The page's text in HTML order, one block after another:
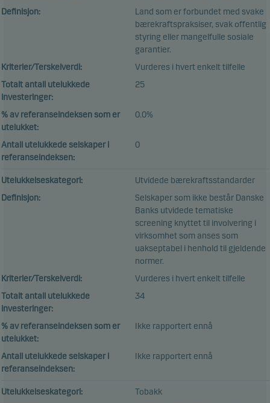
Definisjon:
Land som er forbundet med svake
bærekraftspraksiser, svak offentlig
styring eller mangelfulle sosiale
garantier.
Kriterier/Terskelverdi:
Vurderes i hvert enkelt tilfelle
Totalt antall utelukkede
investeringer:
25
% av referanseindeksen som er
utelukket:
0.0%
Antall utelukkede selskaper i
referanseindeksen:
0
Utelukkelseskategori:
Utvidede bærekraftsstandarder
Definisjon:
Selskaper som ikke består Danske
Banks utvidede tematiske
screening knyttet til involvering i
virksomhet som anses som
uakseptabel i henhold til gjeldende
normer.
Kriterier/Terskelverdi:
Vurderes i hvert enkelt tilfelle
Totalt antall utelukkede
investeringer:
34
% av referanseindeksen som er
utelukket:
Ikke rapportert ennå
Antall utelukkede selskaper i
referanseindeksen:
Ikke rapportert ennå
Utelukkelseskategori:
Tobakk